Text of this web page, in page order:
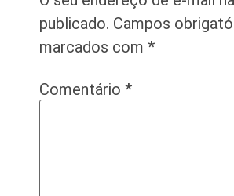
publicado. Campos
marcados com *
Comentário *